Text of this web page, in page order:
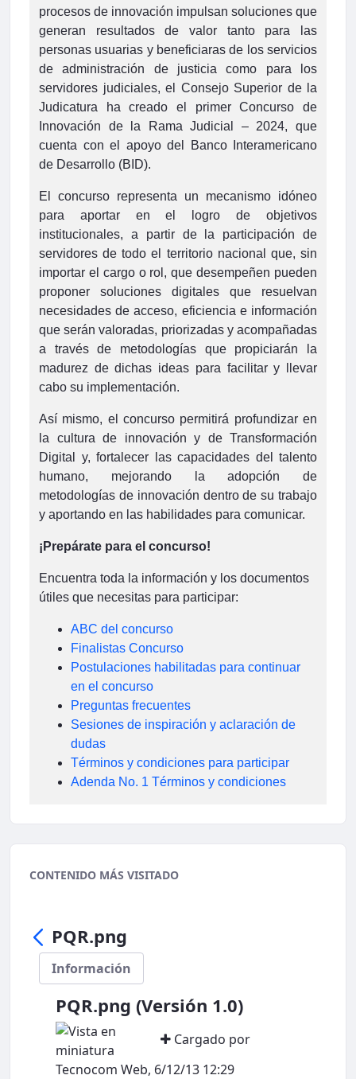
procesos de innovación impulsan soluciones que
generan resultados de valor tanto para las
personas usuarias y beneficiaras de los servicios
de administración de justicia como para los
servidores judiciales, el Consejo Superior de la
Judicatura ha creado el primer Concurso de
Innovación de la Rama Judicial – 2024, que
cuenta con el apoyo del Banco Interamericano
de Desarrollo (BID).
El concurso representa un mecanismo idóneo
para aportar en el logro de objetivos
institucionales, a partir de la participación de
servidores de todo el territorio nacional que, sin
importar el cargo o rol, que desempeñen pueden
proponer soluciones digitales que resuelvan
necesidades de acceso, eficiencia e información
que serán valoradas, priorizadas y acompañadas
a través de metodologías que propiciarán la
madurez de dichas ideas para facilitar y llevar
cabo su implementación.
Así mismo, el concurso permitirá profundizar en
la cultura de innovación y de Transformación
Digital y, fortalecer las capacidades del talento
humano, mejorando la adopción de
metodologías de innovación dentro de su trabajo
y aportando en las habilidades para comunicar.
¡Prepárate para el concurso!
Encuentra toda la información y los documentos
útiles que necesitas para participar:
ABC del concurso
Finalistas Concurso
Postulaciones habilitadas para continuar
en el concurso
Preguntas frecuentes
Sesiones de inspiración y aclaración de
dudas
Términos y condiciones para participar
Adenda No. 1 Términos y condiciones
CONTENIDO MÁS VISITADO
PQR.png
Información
PQR.png (Versión 1.0)
Cargado por
Tecnocom Web, 6/12/13 12:29